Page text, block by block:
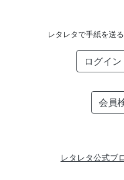
レタレタで手紙を送
ログイン
会員
レタレタ公式ブ